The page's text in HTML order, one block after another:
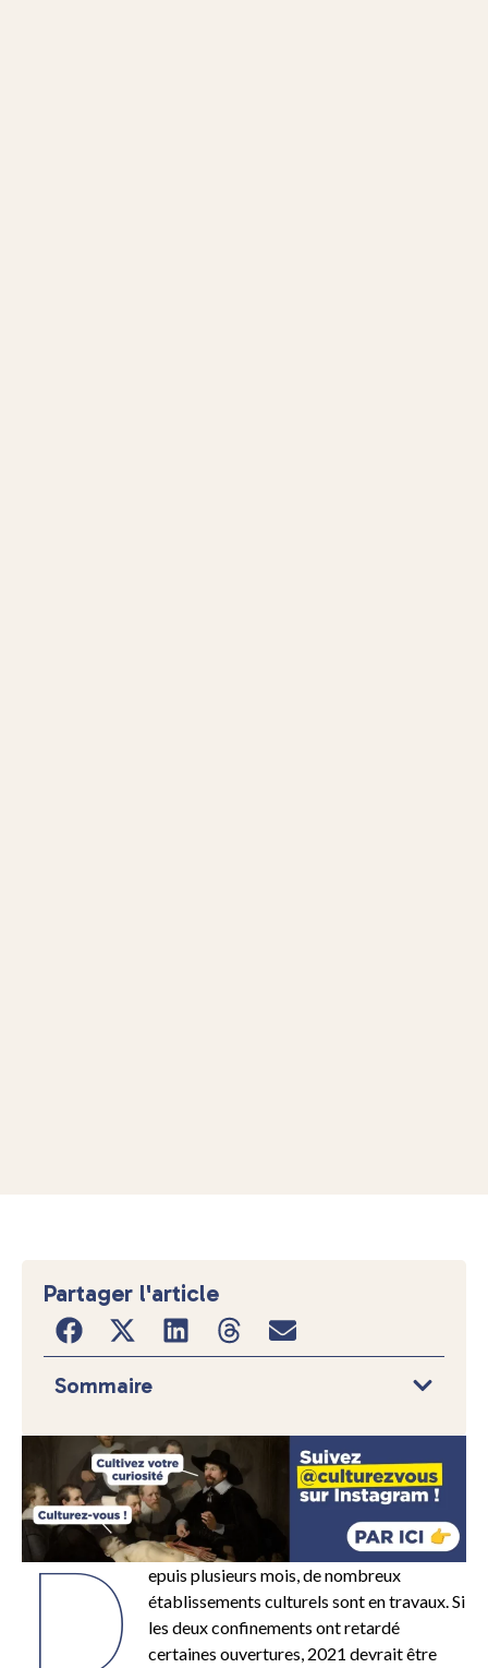
D
epuis plusieurs mois, de nombreux
établissements culturels sont en travaux. Si
les deux confinements ont retardé
certaines ouvertures, 2021 devrait être
Partager l'article
Sommaire